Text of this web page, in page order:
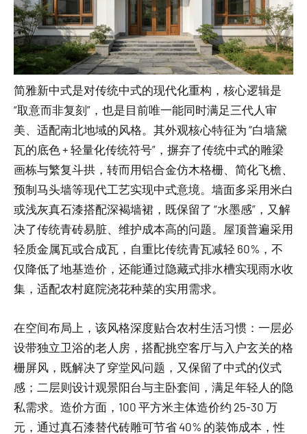
简雅新中式是对传统中式的现代化重构，核心逻辑是
“取意而非复刻”，也是目前唯一能同时满足三代人审
美、适配南北地域的风格。其外观核心特征为 “白墙黛
瓦的底色 + 轻量化传统符号”，摒弃了传统中式的雕梁
画栋与繁复斗拱，转而用铝合金仿木格栅、简化飞檐、
预制马头墙等现代工艺实现中式意境。墙面多采用米白
或浅灰真石漆搭配深褐墙裙，既保留了 “水墨感”，又解
决了传统青砖易脏、维护成本高的问题。屋顶普遍采用
轻质金属瓦或合成瓦，自重比传统青瓦减轻 60%，不
仅降低了地基造价，还能通过隐藏式排水槽实现雨水收
集，适配农村庭院浇花种菜的实用需求。
在空间布局上，该风格深度贴合农村生活习惯：一层必
设带独立卫浴的老人房，搭配挑空客厅与入户玄关的格
栅屏风，既解决了穿堂风问题，又保留了中式的仪式
感；二层则设计观景阳台与主卧套间，满足年轻人的隐
私需求。造价方面，100 平方米主体造价约 25-30 万
元，通过真石漆替代砖雕可节省 40% 的装饰成本，性